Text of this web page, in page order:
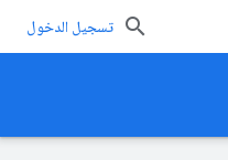
تسجيل الدخول